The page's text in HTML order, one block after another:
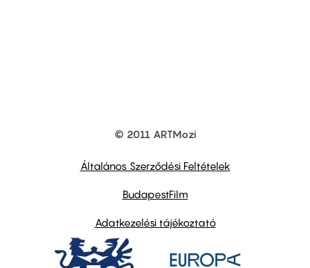
© 2011 ARTMozi
Általános Szerződési Feltételek
BudapestFilm
Adatkezelési tájékoztató